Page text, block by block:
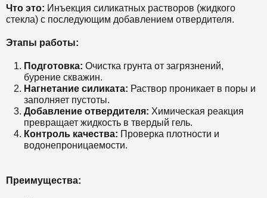
Что это: Инъекция силикатных растворов (жидкого
стекла) с последующим добавлением отвердителя.
Этапы работы:
Подготовка: Очистка грунта от загрязнений,
бурение скважин.
Нагнетание силиката: Раствор проникает в поры и
заполняет пустоты.
Добавление отвердителя: Химическая реакция
превращает жидкость в твердый гель.
Контроль качества: Проверка плотности и
водонепроницаемости.
Преимущества: